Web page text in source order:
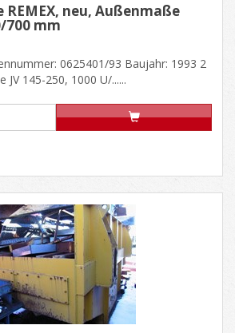
REMEX, neu, Außenmaße
700 mm
0625401/93 Baujahr: 1993 2
JV 145-250, 1000 U/......